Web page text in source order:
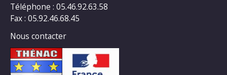
Téléphone : 05.46.92.63.58
Fax : 05.92.46.68.45
Nous contacter